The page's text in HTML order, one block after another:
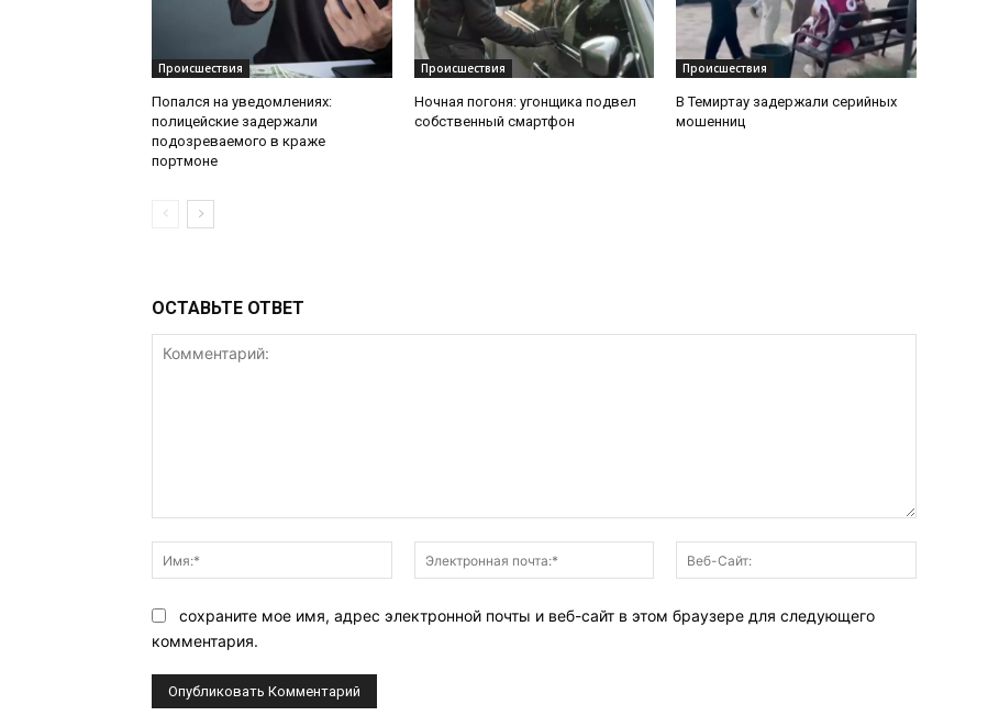
Происшествия
Попался на уведомлениях:
полицейские задержали
подозреваемого в краже
портмоне
Происшествия
Ночная погоня: угонщика подвел
собственный смартфон
Происшествия
В Темиртау задержали серийных
мошенниц
ОСТАВЬТЕ ОТВЕТ
Имя:*
Электронная
почта:*
Сайт:
сохраните мое имя, адрес электронной почты и веб-сайт в этом браузере для следующего
комментария.